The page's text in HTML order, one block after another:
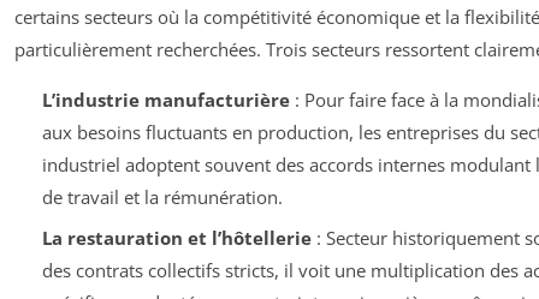
certains secteurs où la compétitivité économique et la
particulièrement recherchées. Trois secteurs ressortent
L’industrie manufacturière: Pour faire face à la
aux besoins fluctuants en production, les entreprises du
industriel adoptent souvent des accords internes modulant
de travail et la rémunération.
La restauration et l’hôtellerie: Secteur historiquement
des contrats collectifs stricts, il voit une multiplication des